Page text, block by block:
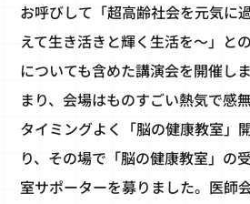
お呼びして「超高齢社会を元気に
えて生き活きと輝く生活を～」と
についても含めた講演会を開催し
まり、会場はものすごい熱気で感
タイミングよく「脳の健康教室」
り、その場で「脳の健康教室」の
室サポーターを募りました。医師